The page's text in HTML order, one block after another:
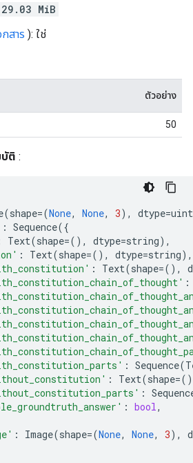
29.03 MiB
กสาร ): ใช่
ตัวอย่าง
50
ติ :
(shape=(None, None, 3), dtype=
: Sequence({
Text(shape=(), dtype=string),
: Text(shape=(), dtype=string),
: Text(shape=(),
:
: Sequence(
: Text(shape=
:
: bool,
: Image(shape=(None, None, 3),